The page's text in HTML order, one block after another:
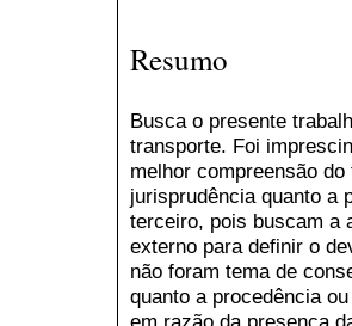
Resumo
Busca o presente
transporte. Foi
melhor compreensão
jurisprudência quanto a
terceiro, pois buscam a
externo para definir o
não foram tema de
quanto a procedência
em razão da presença